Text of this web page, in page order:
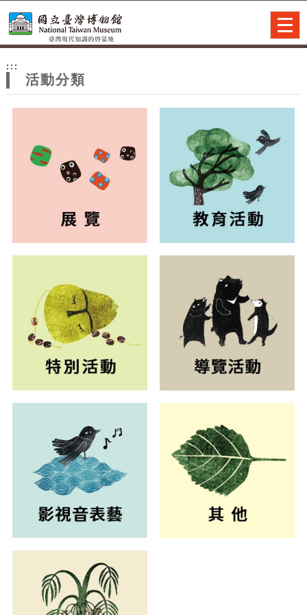
網
站
主
:::
活動分類